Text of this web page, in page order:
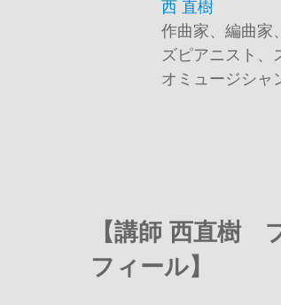
西 直樹
作曲家、編曲家
ズピアニスト、
オミュージシャ
【講師 西直樹
フィール】